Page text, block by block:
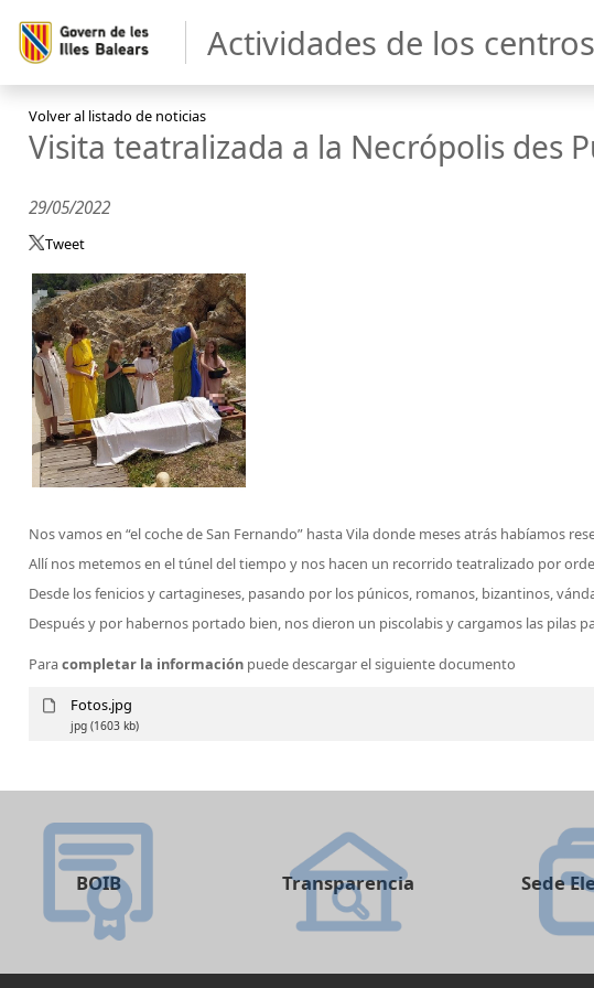
Actividades de los
Volver al listado de noticias
Visita teatralizada a la Necrópolis des
29/05/2022
Tweet
Nos vamos en “el coche de San Fernando” hasta Vila donde meses atrás habíamos
Allí nos metemos en el túnel del tiempo y nos hacen un recorrido teatralizado por
Desde los fenicios y cartagineses, pasando por los púnicos, romanos, bizantinos,
Después y por habernos portado bien, nos dieron un piscolabis y cargamos las pilas
Para completar la informaciónpuede descargar el siguiente documento
Fotos.jpg
jpg (1603 kb)
BOIB Transparencia Sede